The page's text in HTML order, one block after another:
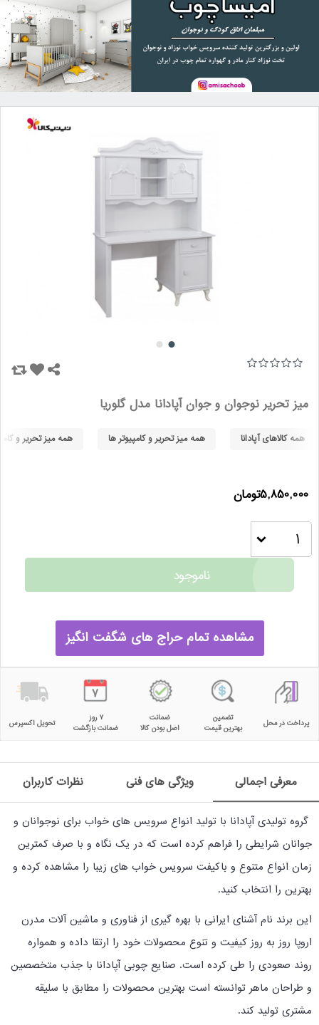
میز تحریر نوجوان و جوان آپادانا مدل گلوریا
همه کالاهای آپادانا همه میز تحریر و کامپیوتر ها همه میز تحریر و
5,850,000تومان
ناموجود
مشاهده تمام حراج های شگفت انگیز
پرداخت در محل
تضمین
بهترین قیمت
ضمانت
اصل بودن کالا
۷ روز
ضمانت بازگشت
تحویل اکسپرس
معرفی اجمالی ویژگی های فنی نظرات کاربران
گروه تولیدی آپادانا با تولید انواع سرویس های خواب برای نوجوانان و
جوانان شرایطی را فراهم کرده است که در یک نگاه و با صرف کمترین
زمان انواع متنوع و باکیفت سرویس خواب های زیبا را مشاهده کرده و
بهترین را انتخاب کنید.
این برند نام آشنای ایرانی با بهره گیری از فناوری و ماشین آلات مدرن
اروپا روز به روز کیفیت و تنوع محصولات خود را ارتقا داده و همواره
روند صعودی را طی کرده است. صنایع چوبی آپادانا با جذب متخصصین
و طراحان ماهر توانسته است بهترین محصولات را مطابق با سلیقه
مشتری تولید کند.